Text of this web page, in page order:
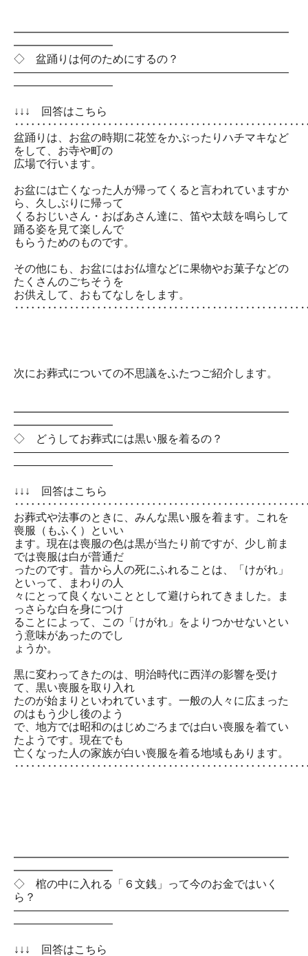
━━━━━━━━━━━━━━━━━━━━━━━━━
━━━━━━━━━
◇ 盆踊りは何のためにするの？
―――――――――――――――――――――――――
―――――――――
↓↓↓ 回答はこちら
盆踊りは、お盆の時期に花笠をかぶったりハチマキなど
をして、お寺や町の
広場で行います。
お盆には亡くなった人が帰ってくると言われていますか
ら、久しぶりに帰って
くるおじいさん・おばあさん達に、笛や太鼓を鳴らして
踊る姿を見て楽しんで
もらうためのものです。
その他にも、お盆にはお仏壇などに果物やお菓子などの
たくさんのごちそうを
お供えして、おもてなしをします。
次にお葬式についての不思議をふたつご紹介します。
━━━━━━━━━━━━━━━━━━━━━━━━━
━━━━━━━━━
◇ どうしてお葬式には黒い服を着るの？
―――――――――――――――――――――――――
―――――――――
↓↓↓ 回答はこちら
お葬式や法事のときに、みんな黒い服を着ます。これを
喪服（もふく）といい
ます。現在は喪服の色は黒が当たり前ですが、少し前ま
では喪服は白が普通だ
ったのです。昔から人の死にふれることは、「けがれ」
といって、まわりの人
々にとって良くないこととして避けられてきました。ま
っさらな白を身につけ
ることによって、この「けがれ」をよりつかせないとい
う意味があったのでし
ょうか。
黒に変わってきたのは、明治時代に西洋の影響を受け
て、黒い喪服を取り入れ
たのが始まりといわれています。一般の人々に広まった
のはもう少し後のよう
で、地方では昭和のはじめごろまでは白い喪服を着てい
たようです。現在でも
亡くなった人の家族が白い喪服を着る地域もあります。
━━━━━━━━━━━━━━━━━━━━━━━━━
━━━━━━━━━
◇ 棺の中に入れる「６文銭」って今のお金ではいく
ら？
―――――――――――――――――――――――――
―――――――――
↓↓↓ 回答はこちら